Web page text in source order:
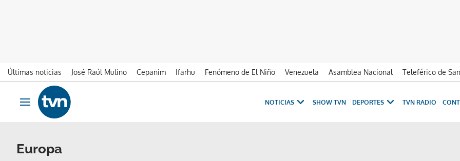
Últimas noticias José Raúl Mulino Cepanim Ifarhu Fenómeno de El Niño Venezuela Asamblea Nacional
Teleférico de
Ir al contenido
Obrir navegació
NOTICIAS SHOW TVN DEPORTES TVN RADIO
Europa